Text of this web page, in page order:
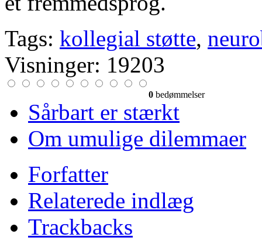
Tags: kollegial støtte,
Visninger: 19203
0 bedømmelser
Sårbart er stærkt
Om umulige dilemmaer
Forfatter
Relaterede indlæg
Trackbacks